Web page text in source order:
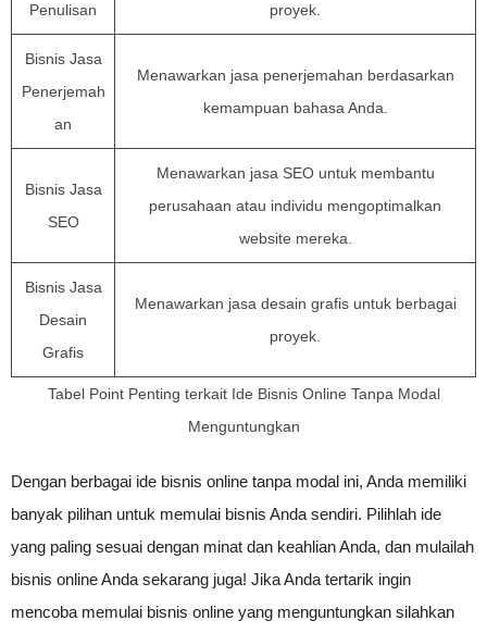
Penulisan
proyek.
Bisnis Jasa
Penerjemah
an
Menawarkan jasa penerjemahan berdasarkan
kemampuan bahasa Anda.
Bisnis Jasa
SEO
Menawarkan jasa SEO untuk membantu
perusahaan atau individu mengoptimalkan
website mereka.
Bisnis Jasa
Desain
Grafis
Menawarkan jasa desain grafis untuk berbagai
proyek.
Tabel Point Penting terkait Ide Bisnis Online Tanpa Modal
Menguntungkan
Dengan berbagai ide bisnis online tanpa modal ini, Anda memiliki
banyak pilihan untuk memulai bisnis Anda sendiri. Pilihlah ide
yang paling sesuai dengan minat dan keahlian Anda, dan mulailah
bisnis online Anda sekarang juga! Jika Anda tertarik ingin
mencoba memulai bisnis online yang menguntungkan silahkan